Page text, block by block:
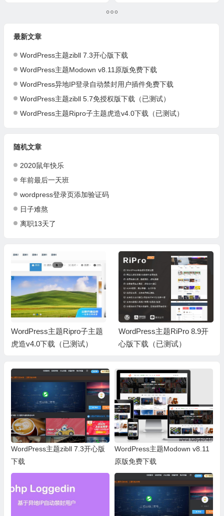
最新文章
WordPress主题zibll 7.3开心版下载
WordPress主题Modown v8.11原版免费下载
WordPress异地IP登录自动禁封用户插件免费下载
WordPress主题zibll 5.7免授权版下载（已测试）
WordPress主题Ripro子主题虎造v4.0下载（已测试）
随机文章
2020鼠年快乐
年前最后一天班
wordpress登录页添加验证码
日子难熬
离职13天了
WordPress主题Ripro子主题
虎造v4.0下载（已测试）
WordPress主题RiPro 8.9开
心版下载（已测试）
WordPress主题zibll 7.3开心版
下载
WordPress主题Modown v8.11
原版免费下载